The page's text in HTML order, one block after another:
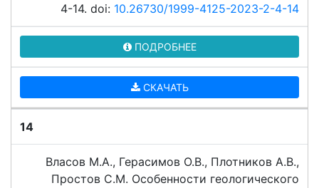
4-14. doi: 10.26730/1999-4125-2023-2-4-14
ПОДРОБНЕЕ
СКАЧАТЬ
14
Власов М.А., Герасимов О.В., Плотников А.В.,
Простов С.М. Особенности геологического